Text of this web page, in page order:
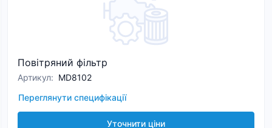
Повітряний фільтр
Артикул: MD8102
Переглянути специфікації
Уточнити ціни